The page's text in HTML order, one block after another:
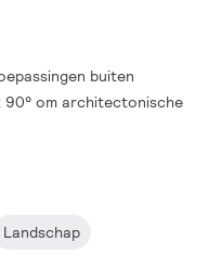
buiten
90° om architectonische
Landschap